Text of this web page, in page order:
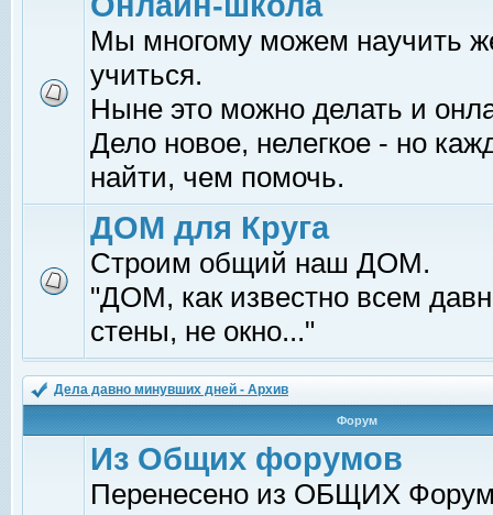
Мы многому можем научить
учиться.
Ныне это можно делать и
Дело новое, нелегкое - но
найти, чем помочь.
ДОМ для Круга
Строим общий наш ДОМ.
"ДОМ, как известно всем
стены, не окно..."
Дела давно минувших дней - Архив
Форум
Из Общих форумов
Перенесено из ОБЩИХ